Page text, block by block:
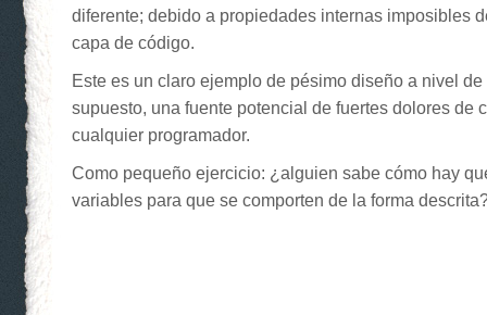
diferente; debido a propiedades internas imposibles
capa de código.
Este es un claro ejemplo de pésimo diseño a nivel
supuesto, una fuente potencial de fuertes dolores de
cualquier programador.
Como pequeño ejercicio: ¿alguien sabe cómo hay
variables para que se comporten de la forma